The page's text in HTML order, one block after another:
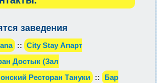
заведения
:: City Stay Апарт
Достык (Зал
Ресторан Тануки ::
Бар